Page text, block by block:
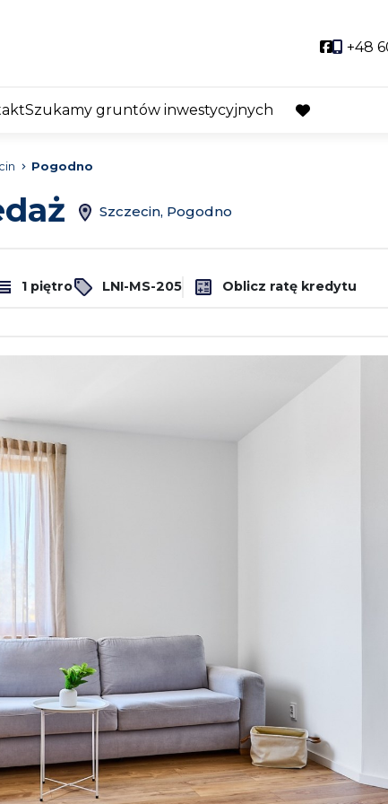
Social
+48
Szukamy gruntów inwestycyjnych
favorite
Pogodno
Szczecin, Pogodno
1 piętro LNI-MS-205 Oblicz ratę kredytu